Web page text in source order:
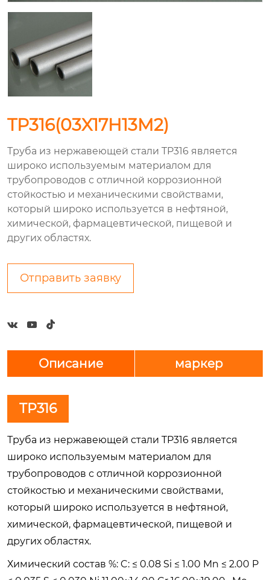
TP316(03X17H13M2)
Труба из нержавеющей стали TP316 является
широко используемым материалом для
трубопроводов с отличной коррозионной
стойкостью и механическими свойствами,
который широко используется в нефтяной,
химической, фармацевтической, пищевой и
других областях.
Отправить заявку
  
Описание маркер
TP316
Труба из нержавеющей стали TP316 является
широко используемым материалом для
трубопроводов с отличной коррозионной
стойкостью и механическими свойствами,
который широко используется в нефтяной,
химической, фармацевтической, пищевой и
других областях.
Химический состав %: C: ≤ 0.08 Si ≤ 1.00 Mn ≤ 2.00 P